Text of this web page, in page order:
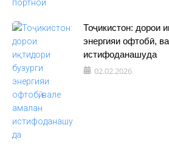
Тоҷикистон: дорои
энергияи офтобӣ,
истифоданашуда
02.02.2026